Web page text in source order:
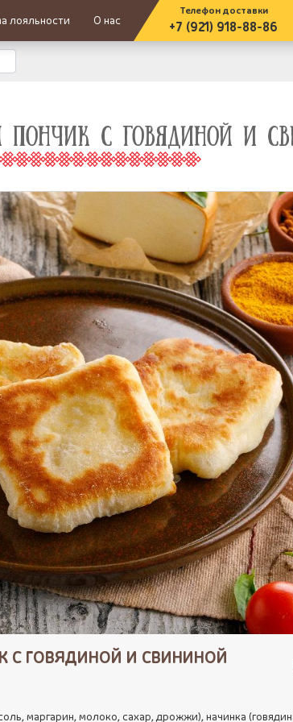
лояльности О нас
Телефон доставки
+7 (921) 918-88-86
ПОНЧИК С ГОВЯДИНОЙ И
С ГОВЯДИНОЙ И СВИНИНОЙ
маргарин, молоко, сахар, дрожжи), начинка